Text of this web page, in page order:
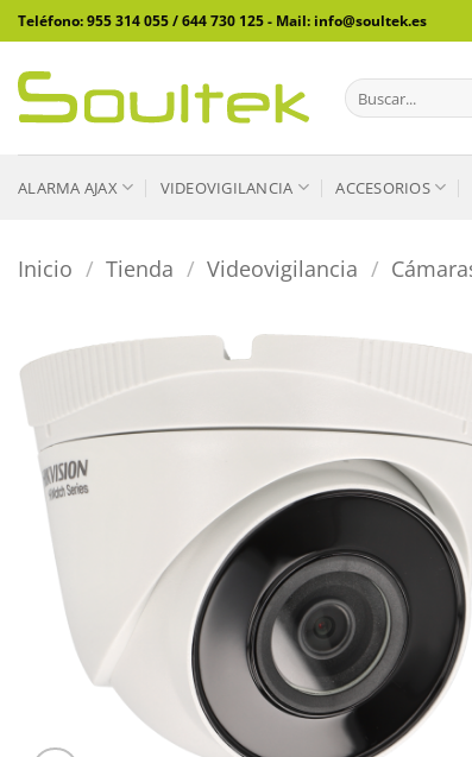
Saltar
al
contenido
Teléfono: 955 314 055 / 644 730 125 - Mail: info@soultek.es
Buscar
por:
ALARMA AJAX VIDEOVIGILANCIA ACCESORIOS
Inicio / Tienda / Videovigilancia /